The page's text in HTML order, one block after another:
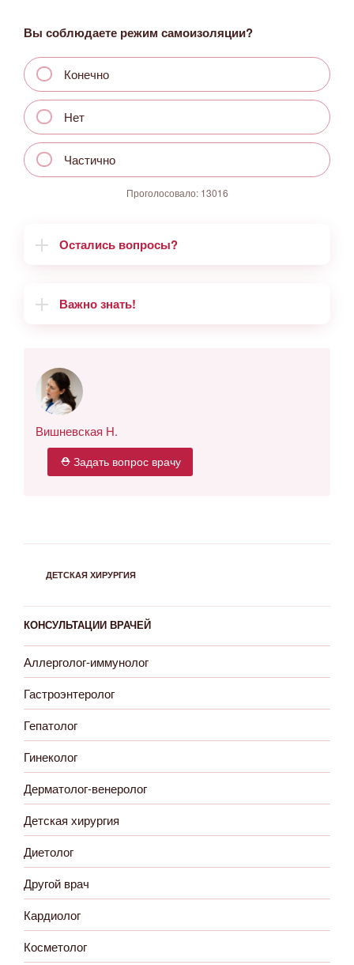
Вы соблюдаете режим самоизоляции?
Конечно
Нет
Частично
Проголосовало: 13016
Остались вопросы?
Важно знать!
Вишневская Н.
⛑ Задать вопрос врачу
РУБРИКИ
ДЕТСКАЯ ХИРУРГИЯ
КОНСУЛЬТАЦИИ ВРАЧЕЙ
Аллерголог-иммунолог
Гастроэнтеролог
Гепатолог
Гинеколог
Дерматолог-венеролог
Детская хирургия
Диетолог
Другой врач
Кардиолог
Косметолог